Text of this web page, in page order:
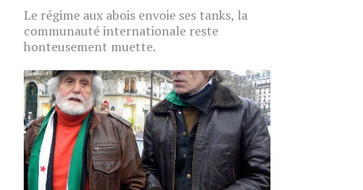
Le régime aux abois envoie ses tanks, la
communauté internationale reste
honteusement muette.